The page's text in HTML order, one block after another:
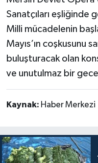
Sanatçıları eşliğinde
Milli mücadelenin
Mayıs’ın coşkusunu
buluşturacak olan
ve unutulmaz bir
Kaynak: Haber Merkezi